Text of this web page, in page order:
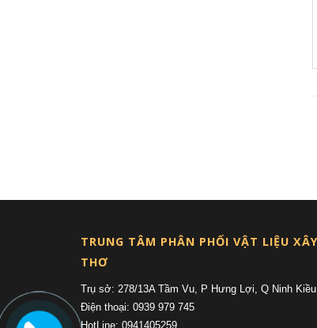
TRUNG TÂM PHÂN PHỐI VẬT LIỆU
THƠ
Trụ sở: 278/13A Tầm Vu, P Hưng Lợi, Q Ninh
Điện thoại: 0939 979 745
HotLine: 0941405259